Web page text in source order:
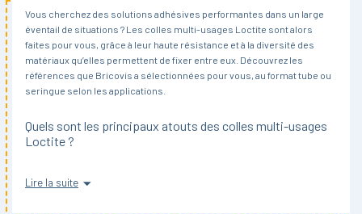
Vous cherchez des solutions adhésives performantes dans un large
éventail de situations ? Les colles multi-usages Loctite sont alors
faites pour vous, grâce à leur haute résistance et à la diversité des
matériaux qu’elles permettent de fixer entre eux. Découvrez les
références que Bricovis a sélectionnées pour vous, au format tube ou
seringue selon les applications.
Quels sont les principaux atouts des colles multi-usages
Loctite ?
majeur sa polyvalence. Mis à part le verre, pour lequel Loctite propose
Lire la suite